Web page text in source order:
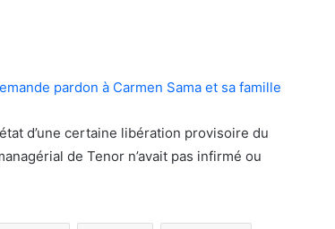
pardon à Carmen Sama et sa famille
d’une certaine libération provisoire du
de Tenor n’avait pas infirmé ou